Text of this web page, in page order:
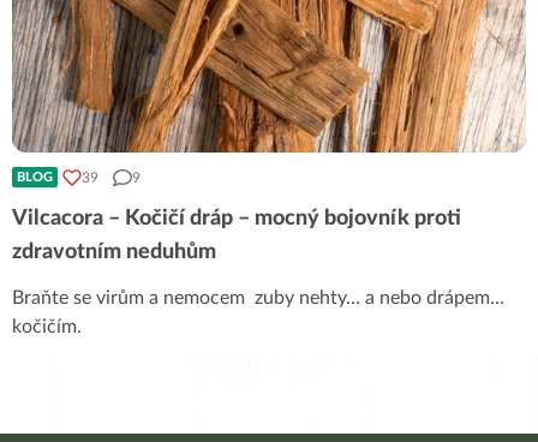
BLOG 39 9
Vilcacora – Kočičí dráp – mocný bojovník proti
zdravotním neduhům
Braňte se virům a nemocem zuby nehty… a nebo drápem…
kočičím.